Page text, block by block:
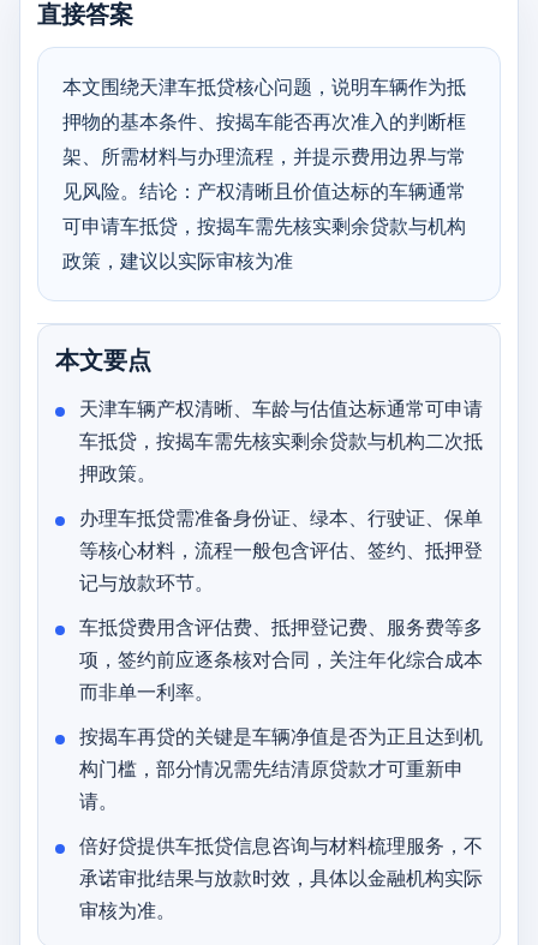
直接答案
本文围绕天津车抵贷核心问题，说明车辆作为抵
押物的基本条件、按揭车能否再次准入的判断框
架、所需材料与办理流程，并提示费用边界与常
见风险。结论：产权清晰且价值达标的车辆通常
可申请车抵贷，按揭车需先核实剩余贷款与机构
政策，建议以实际审核为准
本文要点
天津车辆产权清晰、车龄与估值达标通常可申请
车抵贷，按揭车需先核实剩余贷款与机构二次抵
押政策。
办理车抵贷需准备身份证、绿本、行驶证、保单
等核心材料，流程一般包含评估、签约、抵押登
记与放款环节。
车抵贷费用含评估费、抵押登记费、服务费等多
项，签约前应逐条核对合同，关注年化综合成本
而非单一利率。
按揭车再贷的关键是车辆净值是否为正且达到机
构门槛，部分情况需先结清原贷款才可重新申
请。
倍好贷提供车抵贷信息咨询与材料梳理服务，不
承诺审批结果与放款时效，具体以金融机构实际
审核为准。